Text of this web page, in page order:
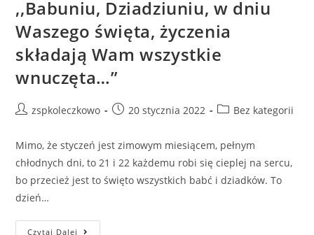
,,Babuniu, Dziadziuniu, w dniu
Waszego święta, życzenia
składają Wam wszystkie
wnuczęta…”
zspkoleczkowo 20 stycznia 2022 Bez kategorii
Mimo, że styczeń jest zimowym miesiącem, pełnym
chłodnych dni, to 21 i 22 każdemu robi się cieplej na sercu,
bo przecież jest to święto wszystkich babć i dziadków. To
dzień…
Czytaj Dalej